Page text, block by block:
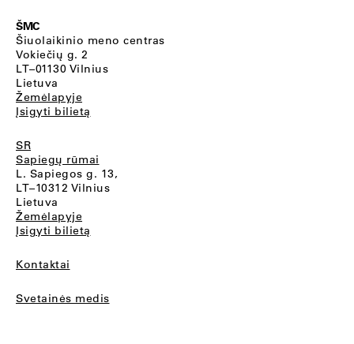
ŠMC
Šiuolaikinio meno centras
Vokiečių g. 2
LT–01130 Vilnius
Lietuva
Žemėlapyje
Įsigyti bilietą
SR
Sapiegų rūmai
L. Sapiegos g. 13,
LT–10312 Vilnius
Lietuva
Žemėlapyje
Įsigyti bilietą
Kontaktai
Svetainės medis